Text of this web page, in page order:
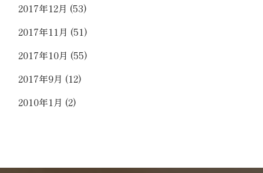
2017年12月 (53)
2017年11月 (51)
2017年10月 (55)
2017年9月 (12)
2010年1月 (2)